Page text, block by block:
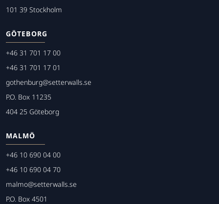
101 39 Stockholm
GÖTEBORG
+46 31 701 17 00
+46 31 701 17 01
gothenburg@setterwalls.se
P.O. Box 11235
404 25 Göteborg
MALMÖ
+46 10 690 04 00
+46 10 690 04 70
malmo@setterwalls.se
P.O. Box 4501